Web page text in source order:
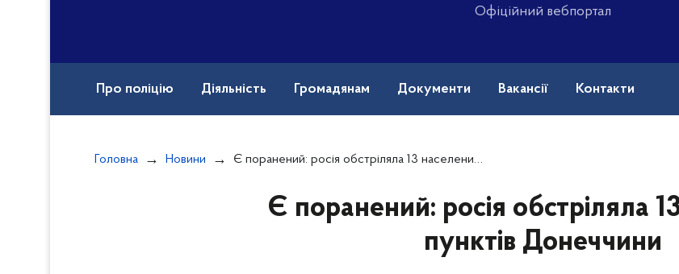
Офіційний вебпортал
Про поліцію Діяльність Громадянам Документи Вакансії Контакти
Головна Новини Є поранений: росія обстріляла 13 населених пунктів Донеччини
Є поранений: росія обстріляла
пунктів Донеччини